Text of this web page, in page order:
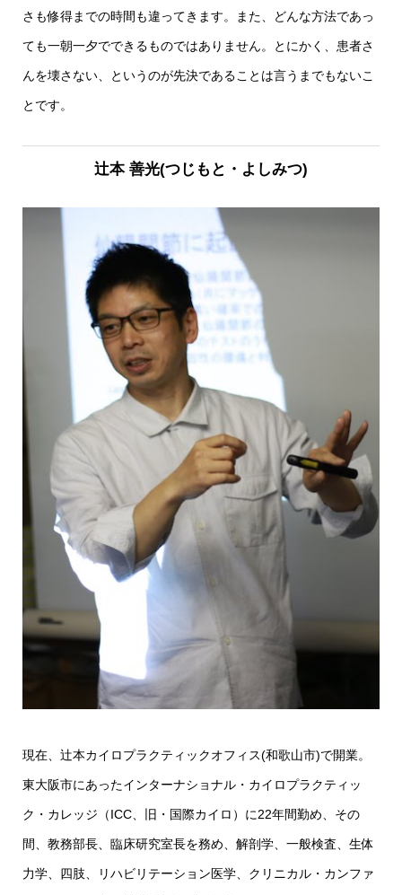
さも修得までの時間も違ってきます。また、どんな方法であっ
ても一朝一夕でできるものではありません。とにかく、患者さ
んを壊さない、というのが先決であることは言うまでもないこ
とです。
辻本 善光(つじもと・よしみつ)
現在、辻本カイロプラクティックオフィス(和歌山市)で開業。
東大阪市にあったインターナショナル・カイロプラクティッ
ク・カレッジ（ICC、旧・国際カイロ）に22年間勤め、その
間、教務部長、臨床研究室長を務め、解剖学、一般検査、生体
力学、四肢、リハビリテーション医学、クリニカル・カンファ